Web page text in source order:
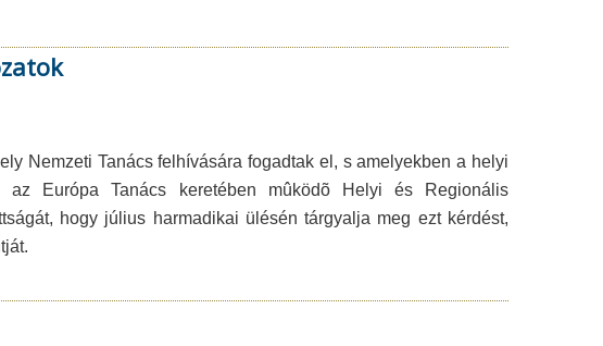
Nemzeti Tanács felhívására fogadtak el, s amelyekben a helyi
az Európa Tanács keretében mûködõ Helyi és Regionális
hogy július harmadikai ülésén tárgyalja meg ezt kérdést,